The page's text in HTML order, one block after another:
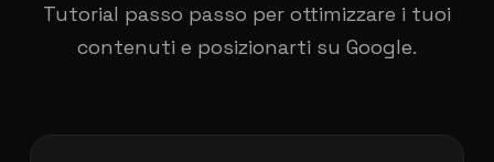
Tutorial passo passo per ottimizzare i tuoi
contenuti e posizionarti su Google.